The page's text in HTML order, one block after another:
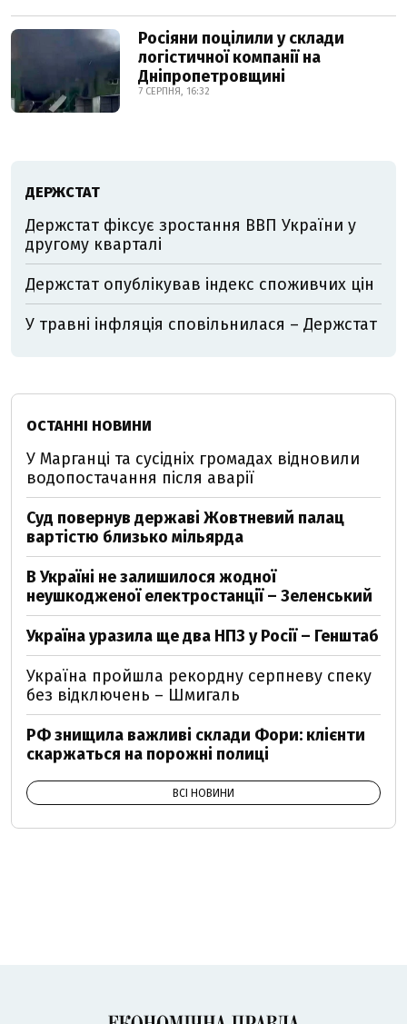
Росіяни поцілили у склади
логістичної компанії на
Дніпропетровщині
7 СЕРПНЯ, 16:32
ДЕРЖСТАТ
Держстат фіксує зростання ВВП України у
другому кварталі
Держстат опублікував індекс споживчих цін
У травні інфляція сповільнилася – Держстат
ОСТАННІ НОВИНИ
У Марганці та сусідніх громадах відновили
водопостачання після аварії
Суд повернув державі Жовтневий палац
вартістю близько мільярда
В Україні не залишилося жодної
неушкодженої електростанції – Зеленський
Україна уразила ще два НПЗ у Росії – Генштаб
Україна пройшла рекордну серпневу спеку
без відключень – Шмигаль
РФ знищила важливі склади Фори: клієнти
скаржаться на порожні полиці
ВСІ НОВИНИ